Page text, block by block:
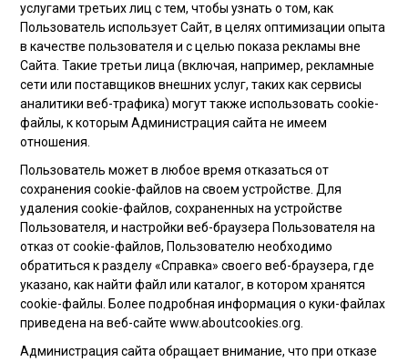
услугами третьих лиц с тем, чтобы узнать о том, как
Пользователь использует Сайт, в целях оптимизации опыта
в качестве пользователя и с целью показа рекламы вне
Сайта. Такие третьи лица (включая, например, рекламные
сети или поставщиков внешних услуг, таких как сервисы
аналитики веб-трафика) могут также использовать cookie-
файлы, к которым Администрация сайта не имеем
отношения.
Пользователь может в любое время отказаться от
сохранения cookie-файлов на своем устройстве. Для
удаления cookie-файлов, сохраненных на устройстве
Пользователя, и настройки веб-браузера Пользователя на
отказ от cookie-файлов, Пользователю необходимо
обратиться к разделу «Справка» своего веб-браузера, где
указано, как найти файл или каталог, в котором хранятся
cookie-файлы. Более подробная информация о куки-файлах
приведена на веб-сайте www.aboutcookies.org.
Администрация сайта обращает внимание, что при отказе